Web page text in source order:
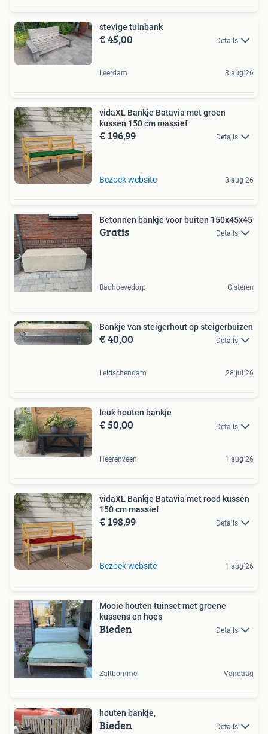
stevige tuinbank
€ 45,00 Details
Leerdam 3 aug 26
vidaXL Bankje Batavia met groen
kussen 150 cm massief
€ 196,99 Details
Bezoek website 3 aug 26
Betonnen bankje voor buiten 150x45x45
Gratis Details
Badhoevedorp Gisteren
Bankje van steigerhout op steigerbuizen
€ 40,00 Details
Leidschendam 28 jul 26
leuk houten bankje
€ 50,00 Details
Heerenveen 1 aug 26
vidaXL Bankje Batavia met rood kussen
150 cm massief
€ 198,99 Details
Bezoek website 1 aug 26
Mooie houten tuinset met groene
kussens en hoes
Bieden Details
Zaltbommel Vandaag
houten bankje,
Bieden Details